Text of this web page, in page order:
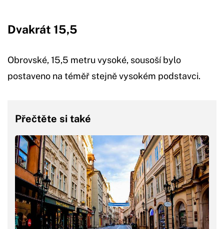
Dvakrát 15,5
Obrovské, 15,5 metru vysoké, sousoší bylo
postaveno na téměř stejně vysokém podstavci.
Přečtěte si také